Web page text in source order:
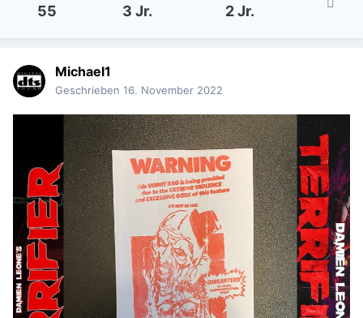
55 3 Jr. 2 Jr.
Michael1
Geschrieben 16. November 2022